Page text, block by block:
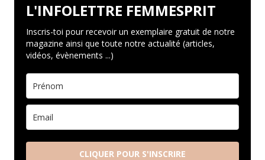
L'INFOLETTRE FEMMESPRIT
Inscris-toi pour recevoir un exemplaire gratuit de notre
magazine ainsi que toute notre actualité (articles,
vidéos, évènements ...)
CLIQUER POUR S'INSCRIRE